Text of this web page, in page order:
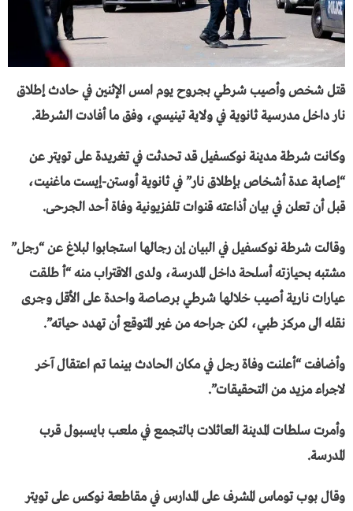
قتل شخص وأصيب شرطي بجروح يوم امس الإثنين في حادث إطلاق
نار داخل مدرسية ثانوية في ولاية تينيسي، وفق ما أفادت الشرطة.
وكانت شرطة مدينة نوكسفيل قد تحدثت في تغريدة على تويتر عن
“إصابة عدة أشخاص بإطلاق نار” في ثانوية أوستن-إيست ماغنيت،
قبل أن تعلن في بيان أذاعته قنوات تلفزيونية وفاة أحد الجرحى.
وقالت شرطة نوكسفيل في البيان إن رجالها استجابوا لبلاغ عن “رجل”
مشتبه بحيازته أسلحة داخل المدرسة، ولدى الاقتراب منه “أ طلقت
عيارات نارية أصيب خلالها شرطي برصاصة واحدة على الأقل وجرى
نقله الى مركز طبي، لكن جراحه من غير المتوقع أن تهدد حياته”.
وأضافت “أعلنت وفاة رجل في مكان الحادث بينما تم اعتقال آخر
لاجراء مزيد من التحقيقات”.
وأمرت سلطات المدينة العائلات بالتجمع في ملعب بايسبول قرب
المدرسة.
وقال بوب توماس المشرف على المدارس في مقاطعة نوكس على تويتر